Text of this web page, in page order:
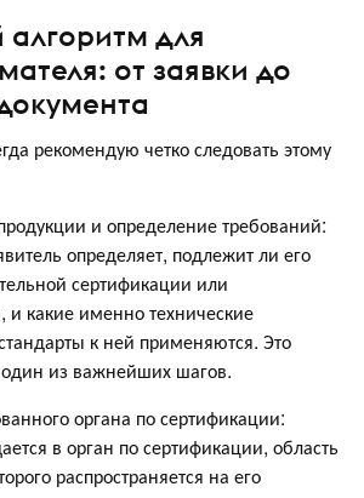
для
от заявки до
рекомендую четко следовать этому
и определение требований:
определяет, подлежит ли его
сертификации или
какие именно технические
к ней применяются. Это
из важнейших шагов.
органа по сертификации:
в орган по сертификации, область
распространяется на его